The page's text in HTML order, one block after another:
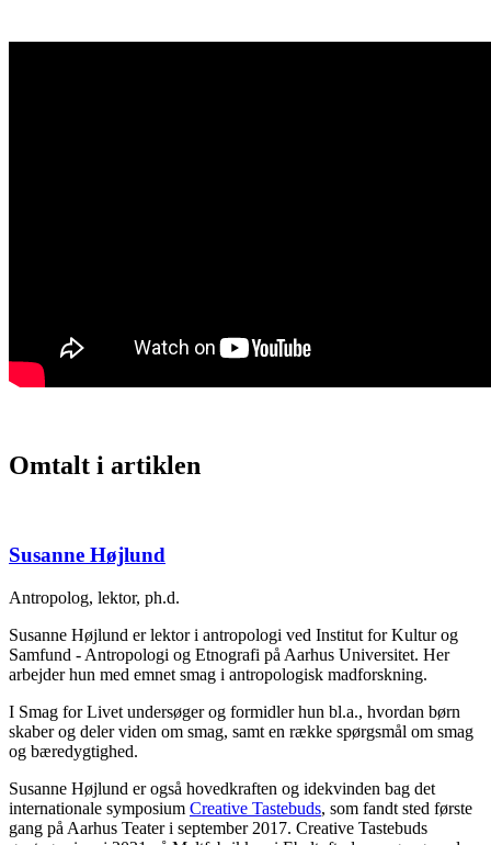
Omtalt i artiklen
Susanne Højlund
Antropolog, lektor, ph.d.
Susanne Højlund er lektor i antropologi ved Institut for Kultur og
Samfund - Antropologi og Etnografi på Aarhus Universitet. Her
arbejder hun med emnet smag i antropologisk madforskning.
I Smag for Livet undersøger og formidler hun bl.a., hvordan børn
skaber og deler viden om smag, samt en række spørgsmål om smag
og bæredygtighed.
Susanne Højlund er også hovedkraften og idekvinden bag det
internationale symposium Creative Tastebuds, som fandt sted første
gang på Aarhus Teater i september 2017. Creative Tastebuds